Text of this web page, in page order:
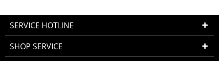
SERVICE HOTLINE
SHOP SERVICE